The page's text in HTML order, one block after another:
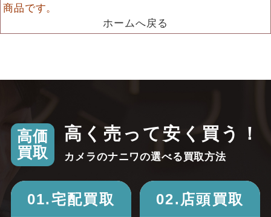
商品です。
ホームへ戻る
高価
買取
高く売って安く買う！
カメラのナニワの選べる買取方法
01.宅配買取 02.店頭買取